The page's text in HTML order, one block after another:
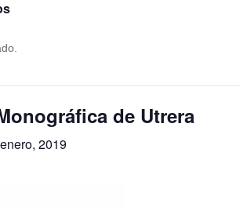
de Utrera
2019